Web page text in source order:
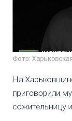
Фото:
На
приговорили
сожительницу